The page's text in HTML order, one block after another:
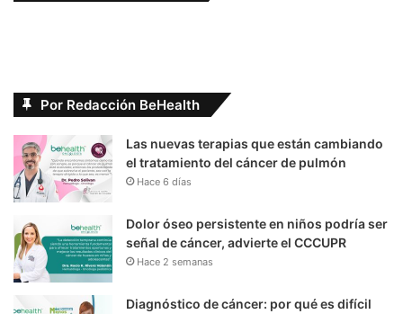
Por Redacción BeHealth
Las nuevas terapias que están cambiando
el tratamiento del cáncer de pulmón
Hace 6 días
Dolor óseo persistente en niños podría ser
señal de cáncer, advierte el CCCUPR
Hace 2 semanas
Diagnóstico de cáncer: por qué es difícil